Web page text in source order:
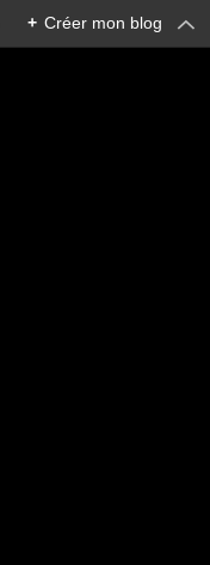
+ Créer mon blog